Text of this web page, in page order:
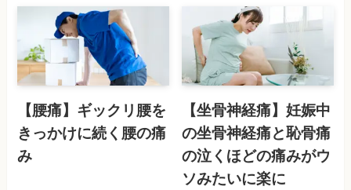
【腰痛】ギックリ腰を
きっかけに続く腰の痛
み
【坐骨神経痛】妊娠中
の坐骨神経痛と恥骨痛
の泣くほどの痛みがウ
ソみたいに楽に